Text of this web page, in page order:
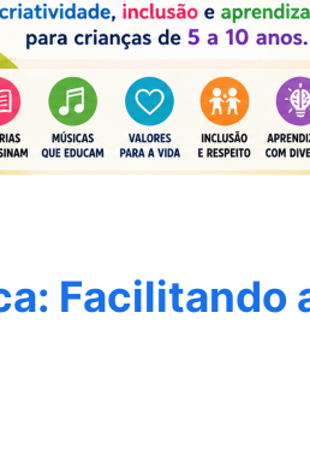
Facilitando